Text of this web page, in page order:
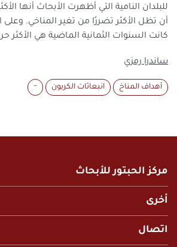
للبلدان النامية التي أظهرت الأبحاث أنها
أن تظل الأكثر تضررًا من تغير المناخي. وعلى
كانت السنوات الثمانية الماضية هي الأكثر
المنظمات الدولية بيانًا حول شدة أطول
القرن الأفريقي والتي تسببت في تدهور سريع
المبلغ .
ساندرا رمزي
أهداف المناخ انبعاثات الكربون ···
مركز الحبتور للأبحاث
أخرى
اتصال